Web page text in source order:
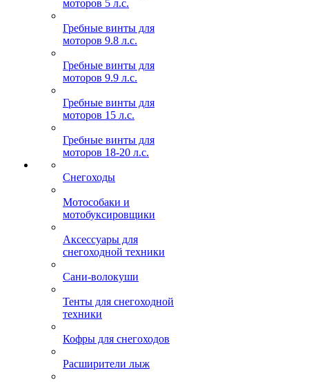
моторов 5 л.с.
Гребные винты для
моторов 9.8 л.с.
Гребные винты для
моторов 9.9 л.с.
Гребные винты для
моторов 15 л.с.
Гребные винты для
моторов 18-20 л.с.
Снегоходы
Мотособаки и
мотобуксировщики
Аксессуары для
снегоходной техники
Сани-волокуши
Тенты для снегоходной
техники
Кофры для снегоходов
Расширители лыж